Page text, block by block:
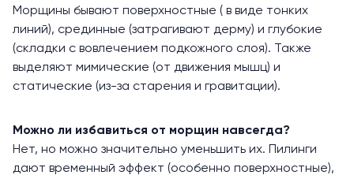
Морщины бывают поверхностные ( в виде тонких
линий), срединные (затрагивают дерму) и глубокие
(складки с вовлечением подкожного слоя). Также
выделяют мимические (от движения мышц) и
статические (из-за старения и гравитации).
Можно ли избавиться от морщин навсегда?
Нет, но можно значительно уменьшить их. Пилинги
дают временный эффект (особенно поверхностные),